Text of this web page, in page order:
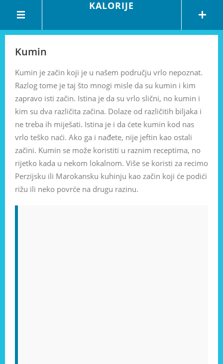
KALORIJE
Kumin
Kumin je začin koji je u našem području vrlo nepoznat.
Razlog tome je taj što mnogi misle da su kumin i kim
zapravo isti začin. Istina je da su vrlo slični, no kumin i
kim su dva različita začina. Dolaze od različitih biljaka i
ne treba ih miješati. Istina je i da ćete kumin kod nas
vrlo teško naći. Ako ga i nađete, nije jeftin kao ostali
začini. Kumin se može koristiti u raznim receptima, no
rijetko kada u nekom lokalnom. Više se koristi za recimo
Perzijsku ili Marokansku kuhinju kao začin koji će podići
rižu ili neko povrće na drugu razinu.